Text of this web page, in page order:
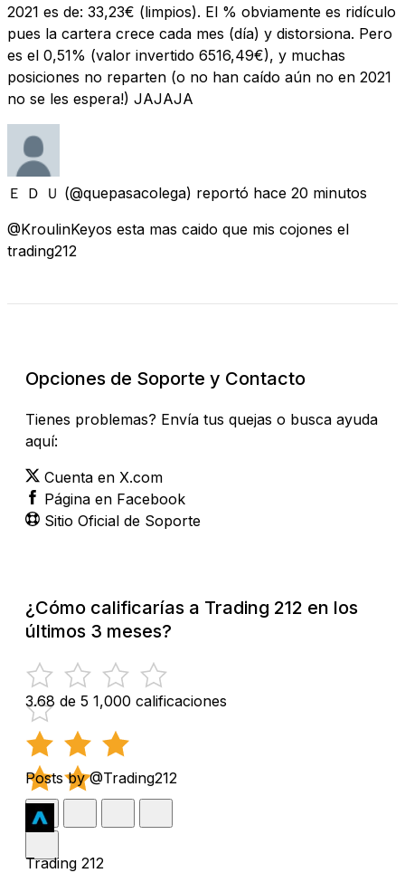
2021 es de: 33,23€ (limpios). El % obviamente es ridículo
pues la cartera crece cada mes (día) y distorsiona. Pero
es el 0,51% (valor invertido 6516,49€), y muchas
posiciones no reparten (o no han caído aún no en 2021
no se les espera!) JAJAJA
Ｅ Ｄ Ｕ (@quepasacolega) reportó hace 20 minutos
@KroulinKeyos esta mas caido que mis cojones el
trading212
Opciones de Soporte y Contacto
Tienes problemas? Envía tus quejas o busca ayuda
aquí:
Cuenta en X.com
Página en Facebook
Sitio Oficial de Soporte
¿Cómo calificarías a Trading 212 en los
últimos 3 meses?
3.68 de 5 1,000 calificaciones
Posts by @Trading212
Trading 212